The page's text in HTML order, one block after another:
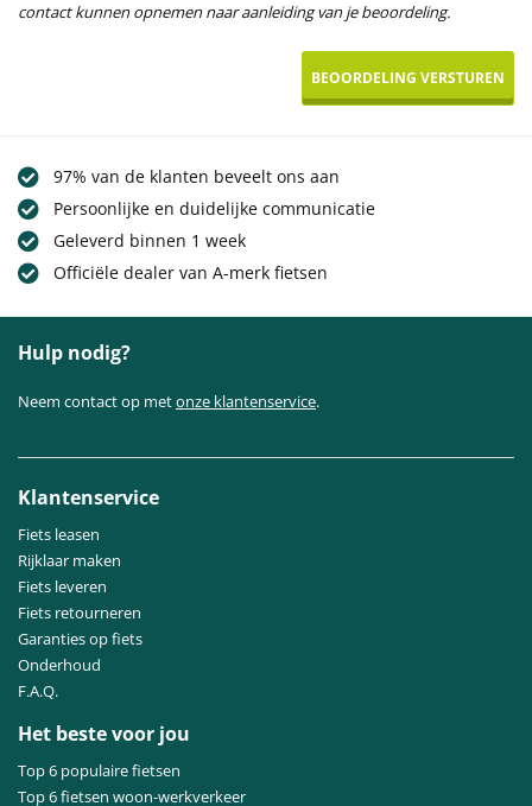
contact kunnen opnemen naar aanleiding van je beoordeling.
97% van de klanten beveelt ons aan
Persoonlijke en duidelijke communicatie
Geleverd binnen 1 week
Officiële dealer van A-merk fietsen
Hulp nodig?
Neem contact op metonze klantenservice.
Klantenservice
Fiets leasen
Rijklaar maken
Fiets leveren
Fiets retourneren
Garanties op fiets
Onderhoud
F.A.Q.
Het beste voor jou
Top 6 populaire fietsen
Top 6 fietsen woon-werkverkeer